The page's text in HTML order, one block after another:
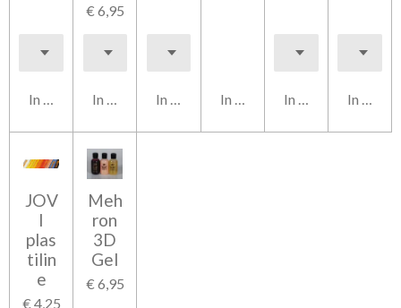
In winkelwagen
€ 6,95
In winkelwagenIn winkelwagenIn winkelwagenIn winkelwagen
In
JOV
I
plas
tilin
e
€ 4,25
Meh
ron
3D
Gel
€ 6,95